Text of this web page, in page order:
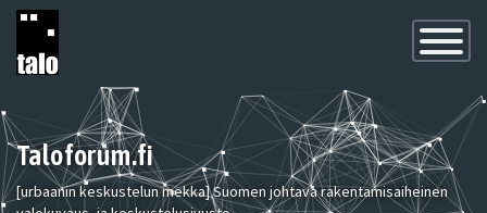
Toggle
Taloforum.fi
[urbaanin keskustelun mekka] Suomen johtava rakentamisaiheinen